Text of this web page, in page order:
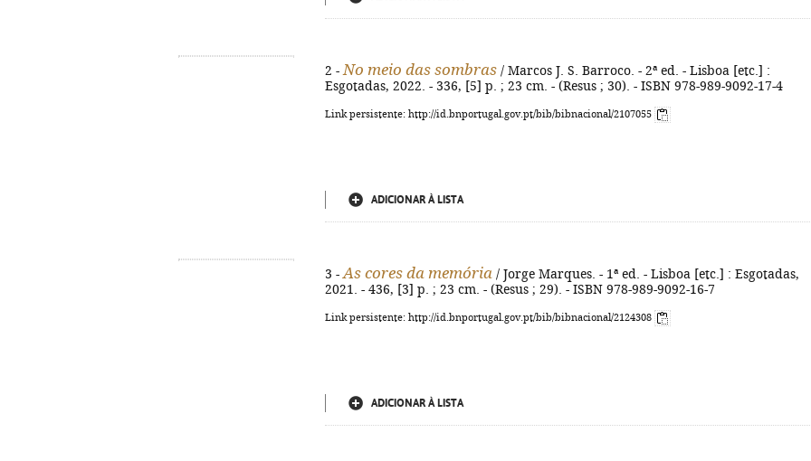
2 - No meio das sombras / Marcos J. S. Barroco. - 2ª ed. - Lisboa [etc.] :
Esgotadas, 2022. - 336, [5] p. ; 23 cm. - (Resus ; 30). - ISBN 978-989-9092-17-4
Link persistente: http://id.bnportugal.gov.pt/bib/bibnacional/2107055
ADICIONAR À LISTA
3 - As cores da memória / Jorge Marques. - 1ª ed. - Lisboa [etc.] : Esgotadas,
2021. - 436, [3] p. ; 23 cm. - (Resus ; 29). - ISBN 978-989-9092-16-7
Link persistente: http://id.bnportugal.gov.pt/bib/bibnacional/2124308
ADICIONAR À LISTA